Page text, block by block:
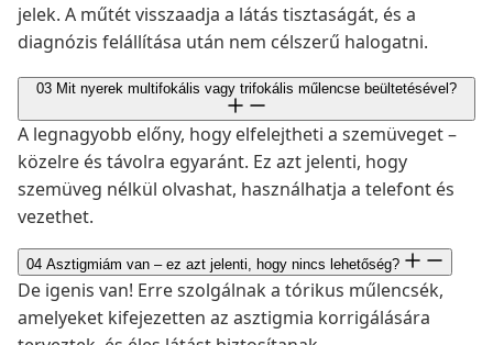
jelek. A műtét visszaadja a látás tisztaságát, és a
diagnózis felállítása után nem célszerű halogatni.
03 Mit nyerek multifokális vagy trifokális műlencse beültetésével?
A legnagyobb előny, hogy elfelejtheti a szemüveget –
közelre és távolra egyaránt. Ez azt jelenti, hogy
szemüveg nélkül olvashat, használhatja a telefont és
vezethet.
04 Asztigmiám van – ez azt jelenti, hogy nincs lehetőség?
De igenis van! Erre szolgálnak a tórikus műlencsék,
amelyeket kifejezetten az asztigmia korrigálására